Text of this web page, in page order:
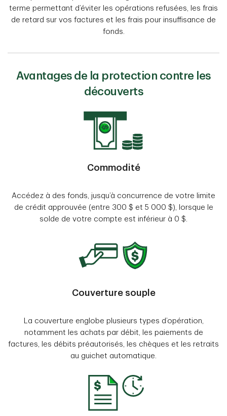
terme permettant d’éviter les opérations refusées, les frais
de retard sur vos factures et les frais pour insuffisance de
fonds.
Avantages de la protection contre les
découverts
Commodité
Accédez à des fonds, jusqu’à concurrence de votre limite
de crédit approuvée (entre 300 $ et 5 000 $), lorsque le
solde de votre compte est inférieur à 0 $.
Couverture souple
La couverture englobe plusieurs types d’opération,
notamment les achats par débit, les paiements de
factures, les débits préautorisés, les chèques et les retraits
au guichet automatique.